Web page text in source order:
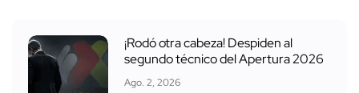
¡Rodó otra cabeza! Despiden al
segundo técnico del Apertura 2026
Ago. 2, 2026